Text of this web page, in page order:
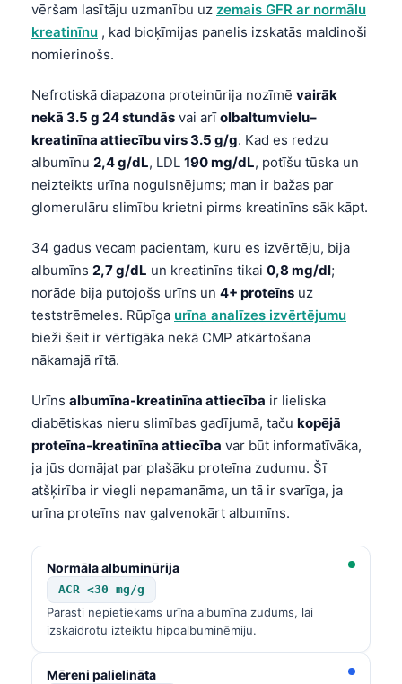
vēršam lasītāju uzmanību uz zemais GFR ar normālu
kreatinīnu , kad bioķīmijas panelis izskatās maldinoši
nomierinošs.
Nefrotiskā diapazona proteinūrija nozīmē vairāk
nekā 3.5 g 24 stundās vai arīolbaltumvielu–
kreatinīna attiecību virs 3.5 g/g. Kad es redzu
albumīnu 2,4 g/dL, LDL 190 mg/dL, potīšu tūska un
neizteikts urīna nogulsnējums; man ir bažas par
glomerulāru slimību krietni pirms kreatinīns sāk kāpt.
34 gadus vecam pacientam, kuru es izvērtēju, bija
albumīns 2,7 g/dL un kreatinīns tikai 0,8 mg/dl;
norāde bija putojošs urīns un 4+ proteīns uz
teststrēmeles. Rūpīga urīna analīzes izvērtējumu
bieži šeit ir vērtīgāka nekā CMP atkārtošana
nākamajā rītā.
Urīns albumīna-kreatinīna attiecība ir lieliska
diabētiskas nieru slimības gadījumā, taču kopējā
proteīna-kreatinīna attiecība var būt informatīvāka,
ja jūs domājat par plašāku proteīna zudumu. Šī
atšķirība ir viegli nepamanāma, un tā ir svarīga, ja
urīna proteīns nav galvenokārt albumīns.
Normāla albuminūrija
ACR <30 mg/g
Parasti nepietiekams urīna albumīna zudums, lai
izskaidrotu izteiktu hipoalbuminēmiju.
Mēreni palielināta